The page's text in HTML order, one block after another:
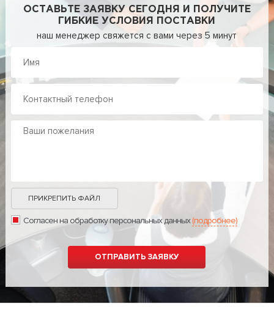
ОСТАВЬТЕ ЗАЯВКУ СЕГОДНЯ И ПОЛУЧИТЕ
ГИБКИЕ УСЛОВИЯ ПОСТАВКИ
наш менеджер свяжется с вами через 5 минут
ПРИКРЕПИТЬ ФАЙЛ
Согласен на обработку персональных данных(подробнее)